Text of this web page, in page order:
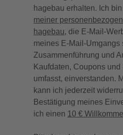
hagebau erhalten. Ich
meiner
hagebau, die E-Mail-
meines E-Mail-Umgangs
Zusammenführung und
Kaufdaten, Coupons
umfasst, einverstanden.
kann ich jederzeit
Bestätigung meines
ich einen 10 €